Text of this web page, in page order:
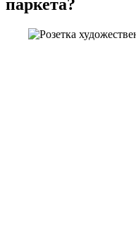
паркета?